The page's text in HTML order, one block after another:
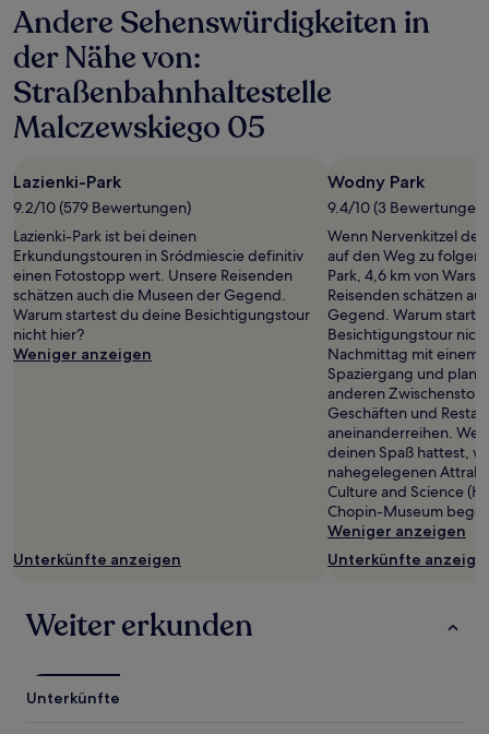
Andere Sehenswürdigkeiten in
der Nähe von:
Straßenbahnhaltestelle
Malczewskiego 05
Lazienki-Park
9.2/10 (579 Bewertungen)
Lazienki-Park ist bei deinen
Erkundungstouren in Sródmiescie definitiv
einen Fotostopp wert. Unsere Reisenden
schätzen auch die Museen der Gegend.
Warum startest du deine Besichtigungstour
nicht hier?
Weniger anzeigen
Unterkünfte anzeigen
Wodny Park
9.4/10 (3 Bewertungen)
Wenn Nervenkitzel
auf den Weg zu
Park, 4,6 km von
Reisenden schätzen
Gegend. Warum
Besichtigungstour
Nachmittag mit einem
Spaziergang und
anderen
Geschäften und
aneinanderreihen.
deinen Spaß hattest,
nahegelegenen
Culture and Science
Chopin-Museum
Weniger anzeigen
Unterkünfte
Weiter erkunden
Unterkünfte